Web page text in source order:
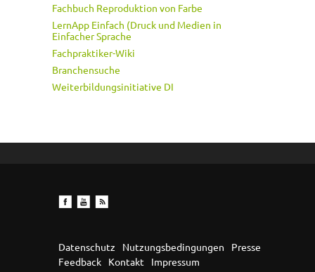
Fachbuch Reproduktion von Farbe
LernApp Einfach (Druck und Medien in
Einfacher Sprache
Fachpraktiker-Wiki
Branchensuche
Weiterbildungsinitiative DI
Datenschutz Nutzungsbedingungen
Presse
Feedback
Kontakt Impressum